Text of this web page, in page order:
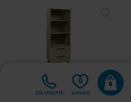
VARASTOSSA
-20%
OTA YHTEYTTÄ
0
SUOSIKIT
0